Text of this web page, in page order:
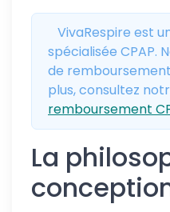
VivaRespire est
spécialisée CPAP.
de
plus, consultez
remboursement
La